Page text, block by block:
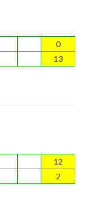
0
13
12
2